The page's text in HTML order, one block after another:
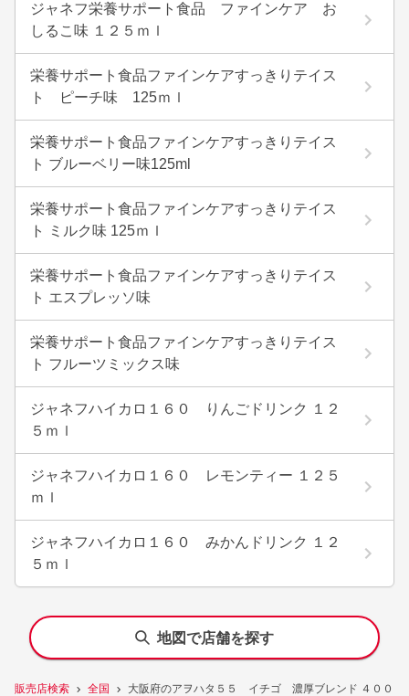
販売店検索 全国 大阪府のアヲハタ５５ イチゴ 濃厚ブレンド ４００ｇ
ジャネフ栄養サポート食品 ファインケア お
しるこ味 １２５ｍｌ
栄養サポート食品ファインケアすっきりテイス
ト ピーチ味 125ｍｌ
栄養サポート食品ファインケアすっきりテイス
ト ブルーベリー味125ml
栄養サポート食品ファインケアすっきりテイス
ト ミルク味 125ｍｌ
栄養サポート食品ファインケアすっきりテイス
ト エスプレッソ味
栄養サポート食品ファインケアすっきりテイス
ト フルーツミックス味
ジャネフハイカロ１６０ りんごドリンク １２
５ｍｌ
ジャネフハイカロ１６０ レモンティー １２５
ｍｌ
ジャネフハイカロ１６０ みかんドリンク １２
５ｍｌ
地図で店舗を探す